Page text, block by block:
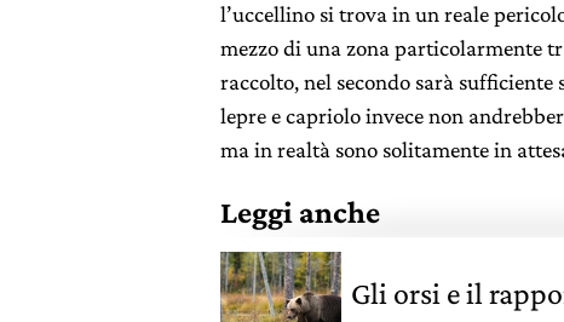
l’uccellino si trova in un reale
mezzo di una zona particolarmente
raccolto, nel secondo sarà
lepre e capriolo invece non
ma in realtà sono solitamente in
Leggi anche
Gli orsi e il